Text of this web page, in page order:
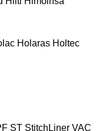
Holaras Holtec
ST StitchLiner VAC